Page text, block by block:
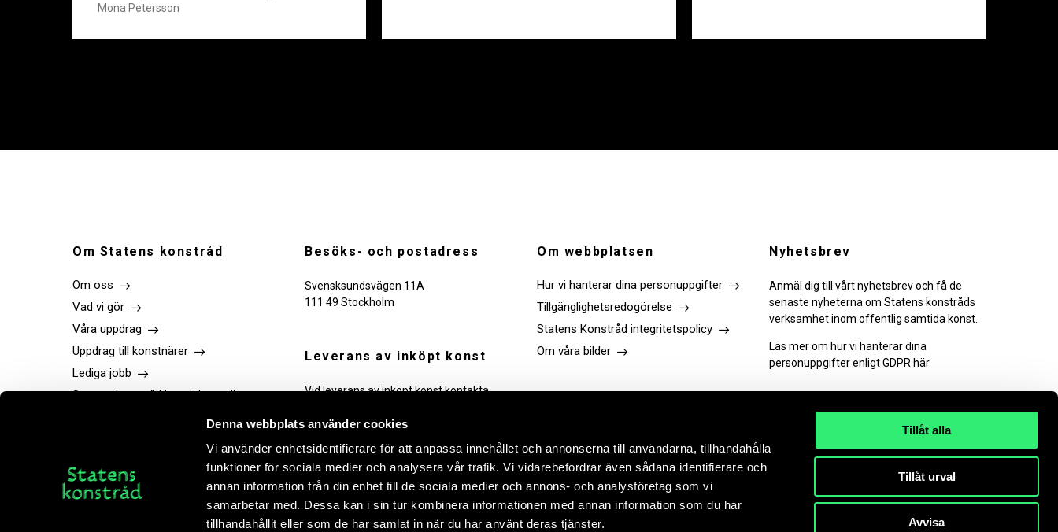
Denna webbplats använder cookies
Vi använder enhetsidentifierare för att anpassa innehållet och annonserna till användarna, tillhandahålla
funktioner för sociala medier och analysera vår trafik. Vi vidarebefordrar även sådana identifierare och
annan information från din enhet till de sociala medier och annons- och analysföretag som vi
samarbetar med. Dessa kan i sin tur kombinera informationen med annan information som du har
tillhandahållit eller som de har samlat in när du har använt deras tjänster.
Tillåt alla
Tillåt urval
Avvisa
kopplade till slangar och...
Mona Petersson
Om Statens konstråd
Om oss
Vad vi gör
Våra uppdrag
Uppdrag till konstnärer
Lediga jobb
Statens konstråd i sociala medier
Bokhandel
Besöks- och postadress
Svensksundsvägen 11A
111 49 Stockholm
Leverans av inköpt konst
Vid leverans av inköpt konst kontakta
Om webbplatsen
Hur vi hanterar dina personuppgifter
Tillgänglighetsredogörelse
Statens Konstråd integritetspolicy
Om våra bilder
Link
to
facebook
Link
to
instagram
Link
to
Linkedin
Link
to
youtube
Nyhetsbrev
Anmäl dig till vårt nyhetsbrev och få de
senaste nyheterna om Statens konstråds
verksamhet inom offentlig samtida konst.
Läs mer om hur vi hanterar dina
personuppgifter enligt GDPR här.
PRENUMERERA